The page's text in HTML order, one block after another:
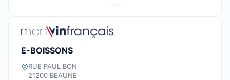
E-BOISSONS
RUE PAUL BON
21200 BEAUNE